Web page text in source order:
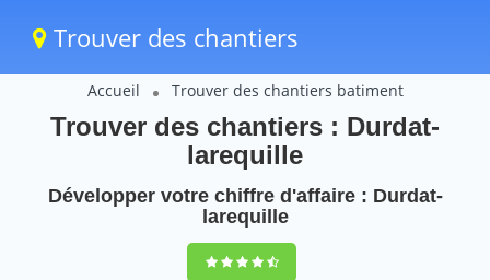
Trouver des chantiers
Accueil Trouver des chantiers batiment
Trouver des chantiers : Durdat-
larequille
Développer votre chiffre d'affaire : Durdat-
larequille